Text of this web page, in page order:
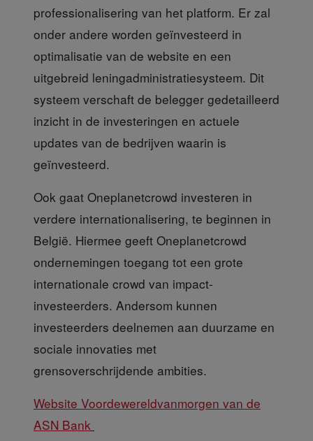
professionalisering van het platform. Er zal
onder andere worden geïnvesteerd in
optimalisatie van de website en een
uitgebreid leningadministratiesysteem. Dit
systeem verschaft de belegger gedetailleerd
inzicht in de investeringen en actuele
updates van de bedrijven waarin is
geïnvesteerd.
Ook gaat Oneplanetcrowd investeren in
verdere internationalisering, te beginnen in
België. Hiermee geeft Oneplanetcrowd
ondernemingen toegang tot een grote
internationale crowd van impact-
investeerders. Andersom kunnen
investeerders deelnemen aan duurzame en
sociale innovaties met
grensoverschrijdende ambities.
Website Voordewereldvanmorgen van de
ASN Bank